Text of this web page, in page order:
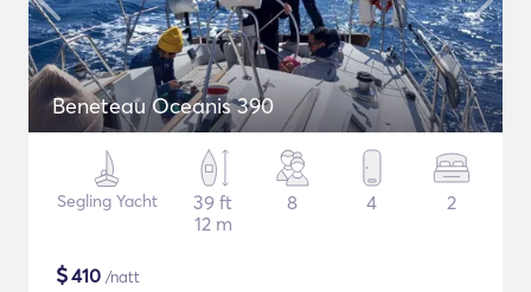
Beneteau Oceanis 390
Segling Yacht
39 ft
12 m
8 4 2
$410 /natt